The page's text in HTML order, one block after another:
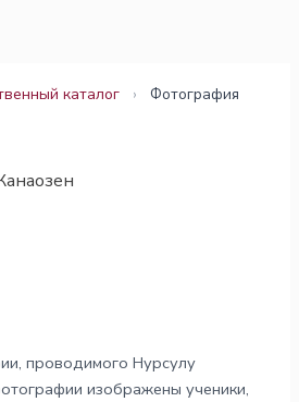
каталог › Фотография
проводимого Нурсулу
изображены ученики,